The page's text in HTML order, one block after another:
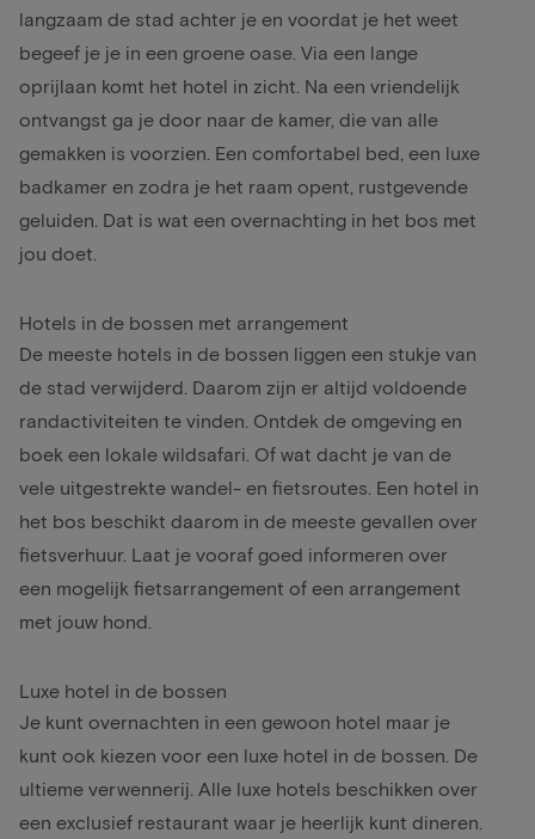
langzaam de stad achter je en voordat je het weet
begeef je je in een groene oase. Via een lange
oprijlaan komt het hotel in zicht. Na een vriendelijk
ontvangst ga je door naar de kamer, die van alle
gemakken is voorzien. Een comfortabel bed, een luxe
badkamer en zodra je het raam opent, rustgevende
geluiden. Dat is wat een overnachting in het bos met
jou doet.
Hotels in de bossen met arrangement
De meeste hotels in de bossen liggen een stukje van
de stad verwijderd. Daarom zijn er altijd voldoende
randactiviteiten te vinden. Ontdek de omgeving en
boek een lokale wildsafari. Of wat dacht je van de
vele uitgestrekte wandel- en fietsroutes. Een hotel in
het bos beschikt daarom in de meeste gevallen over
fietsverhuur. Laat je vooraf goed informeren over
een mogelijk fietsarrangement of een arrangement
met jouw hond
Luxe hotel in de bossen
Je kunt overnachten in een gewoon hotel maar je
kunt ook kiezen voor een luxe hotel in de bossen. De
ultieme verwennerij. Alle luxe hotels beschikken over
een exclusief restaurant waar je heerlijk kunt dineren.